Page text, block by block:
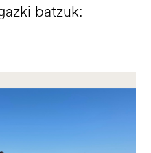
batzuk: